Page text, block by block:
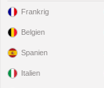
Frankrig
Belgien
Spanien
Italien